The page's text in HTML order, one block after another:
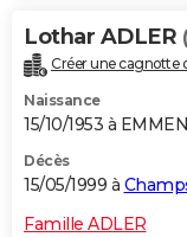
Lothar ADLER
Créer une cagnotte
Naissance
15/10/1953 à
Décès
15/05/1999 à
Famille ADLER